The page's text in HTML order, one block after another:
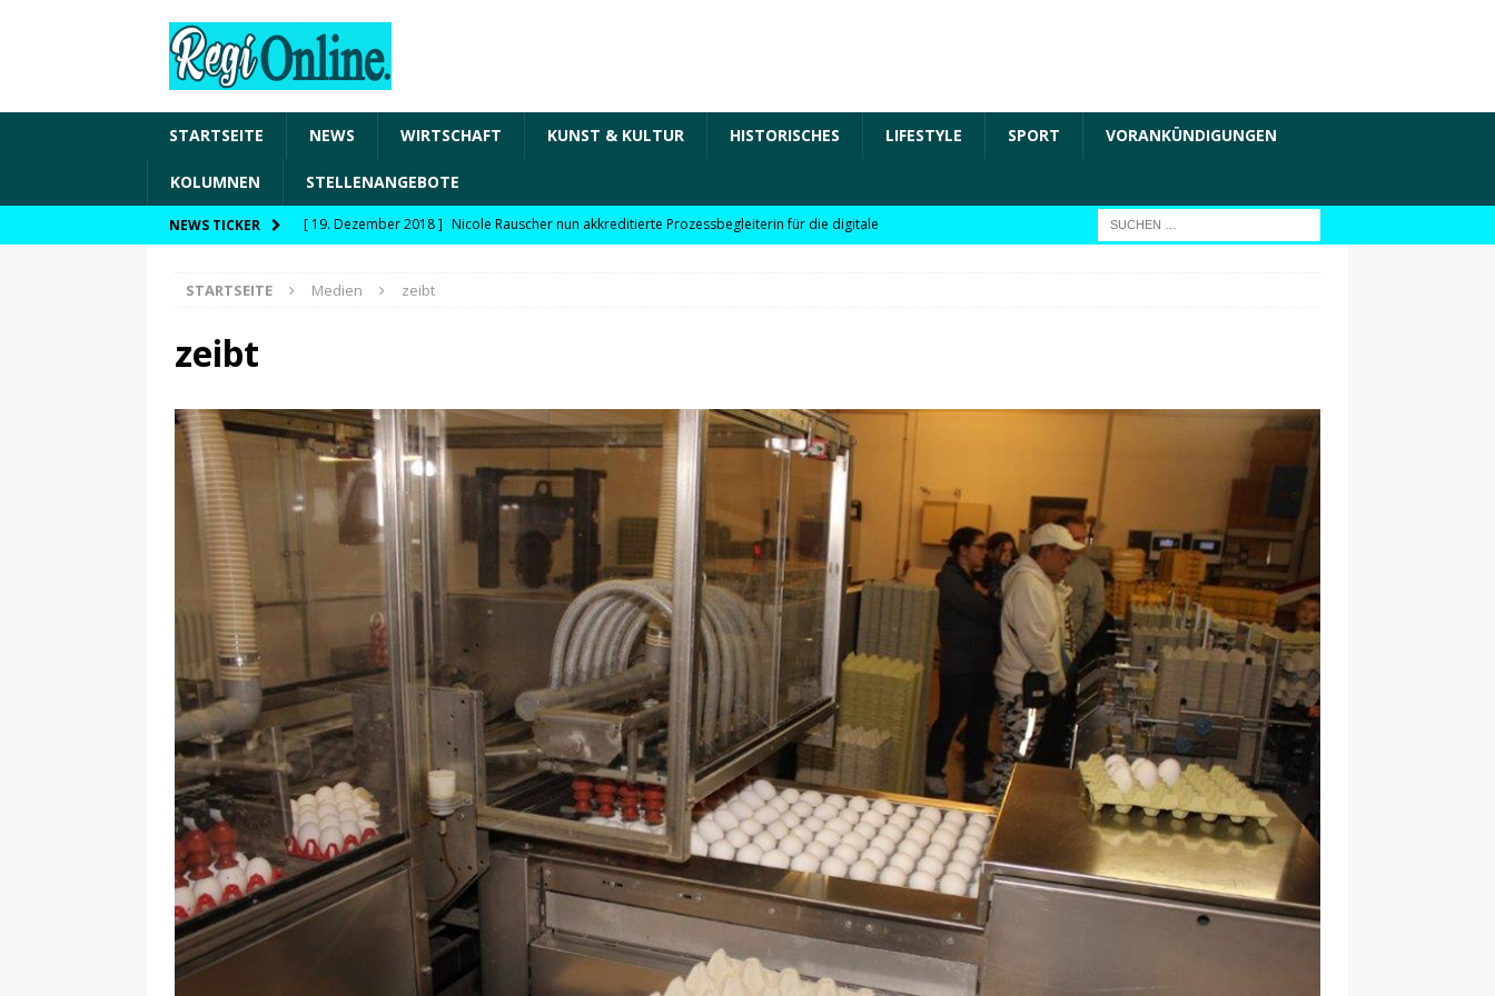
STARTSEITE NEWS WIRTSCHAFT KUNST & KULTUR HISTORISCHES LIFESTYLE SPORT VORANKÜNDIGUNGEN
KOLUMNEN STELLENANGEBOTE
NEWS TICKER [ 19. Dezember 2018 ] Nicole Rauscher nun akkreditierte Prozessbegleiterin für die digitale
WIRTSCHAFT
förderfähige Handlungsfelder für KMU
WIRTSCHAFT
[ 8. April 2021 ] FDP Schwaben möchte Einzelhandel bei Digitalisierung unterstützen
NEWS
[ 30. Dezember 2020 ]
FDP will digitale Lösungen für den Einzelhandel Lindauer Zeitung –
29.12.2020
NEWS
[ 24. Dezember 2020 ]
Selbständigen und freien Mitarbeitern mehr Raum geben wegen Corona
WIRTSCHAFT
[ 17. März 2020 ]
Nützliche Informationen für Unternehmen die von der Corona-Krise betroffen
sind!
WIRTSCHAFT
[ 17. März 2020 ]
Wichtige Informationen über das von der Bundesregierung veröffentlichte
Schutzschild für Beschäftigte und Unternehmen
WIRTSCHAFT
[ 18. Dezember 2019 ] Der Mitarbeiter*in als Kraft für neue Konzepte und Innovationen
WIRTSCHAFT
STARTSEITE Medien zeibt
zeibt